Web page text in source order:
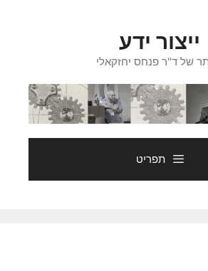
ייצור ידע
של ד"ר פנחס יחזקאלי
תפריט